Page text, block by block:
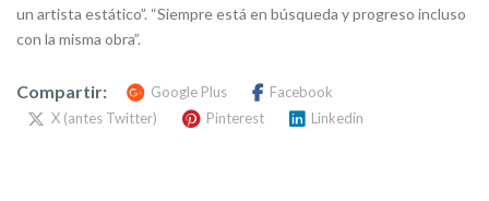
un artista estático”. “Siempre está en búsqueda y progreso incluso
con la misma obra”.
Compartir: Google Plus
Facebook
X (antes Twitter)
Pinterest Linkedin